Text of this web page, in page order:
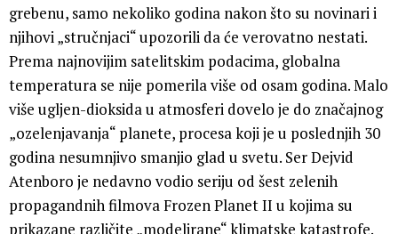
grebenu, samo nekoliko godina nakon što su novinari i
njihovi „stručnjaci“ upozorili da će verovatno nestati.
Prema najnovijim satelitskim podacima, globalna
temperatura se nije pomerila više od osam godina. Malo
više ugljen-dioksida u atmosferi dovelo je do značajnog
„ozelenjavanja“ planete, procesa koji je u poslednjih 30
godina nesumnjivo smanjio glad u svetu. Ser Dejvid
Atenboro je nedavno vodio seriju od šest zelenih
propagandnih filmova Frozen Planet II u kojima su
prikazane različite „modelirane“ klimatske katastrofe.